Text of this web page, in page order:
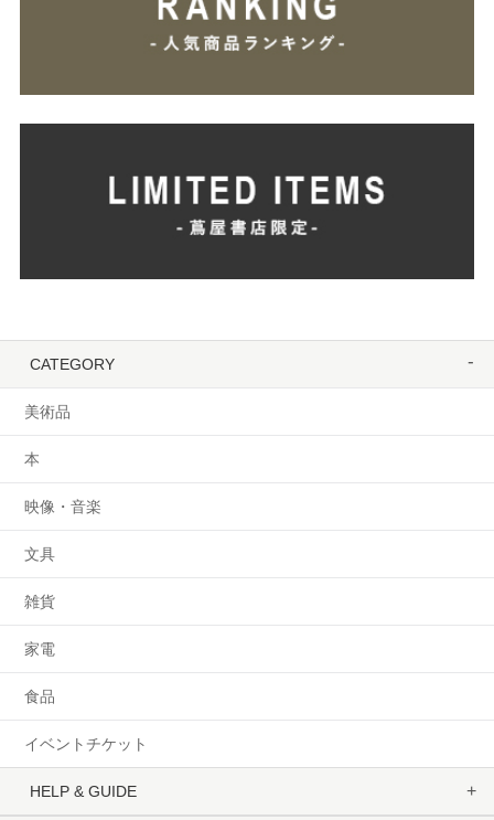
CATEGORY
美術品
本
映像・音楽
文具
雑貨
家電
食品
イベントチケット
HELP & GUIDE